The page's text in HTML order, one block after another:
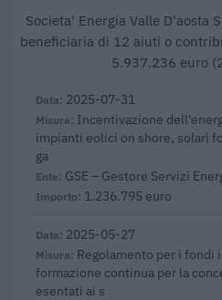
Societa' Energia Valle D'aosta
beneficiaria di 12 aiuti o
5.937.236 euro
2025-07-31
Incentivazione
impianti eolici on shore, solari
ga
GSE – Gestore Servizi
1.236.795 euro
2025-05-27
Regolamento per i
formazione continua per la
esentati ai s